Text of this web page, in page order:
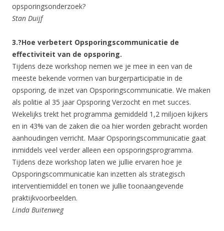
opsporingsonderzoek?
Stan Duijf
3.?Hoe verbetert Opsporingscommunicatie de
effectiviteit van de opsporing.
Tijdens deze workshop nemen we je mee in een van de
meeste bekende vormen van burgerparticipatie in de
opsporing, de inzet van Opsporingscommunicatie. We maken
als politie al 35 jaar Opsporing Verzocht en met succes.
Wekelijks trekt het programma gemiddeld 1,2 miljoen kijkers
en in 43% van de zaken die oa hier worden gebracht worden
aanhoudingen verricht. Maar Opsporingscommunicatie gaat
inmiddels veel verder alleen een opsporingsprogramma.
Tijdens deze workshop laten we jullie ervaren hoe je
Opsporingscommunicatie kan inzetten als strategisch
interventiemiddel en tonen we jullie toonaangevende
praktijkvoorbeelden.
Linda Buitenweg